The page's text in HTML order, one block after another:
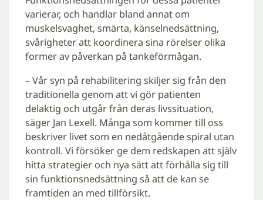
varierar, och handlar bland annat om
muskelsvaghet, smärta, känselnedsättning,
svårigheter att koordinera sina rörelser olika
former av påverkan på tankeförmågan.
– Vår syn på rehabilitering skiljer sig från den
traditionella genom att vi gör patienten
delaktig och utgår från deras livssituation,
säger Jan Lexell. Många som kommer till oss
beskriver livet som en nedåtgående spiral utan
kontroll. Vi försöker ge dem redskapen att själv
hitta strategier och nya sätt att förhålla sig till
sin funktionsnedsättning så att de kan se
framtiden an med tillförsikt.